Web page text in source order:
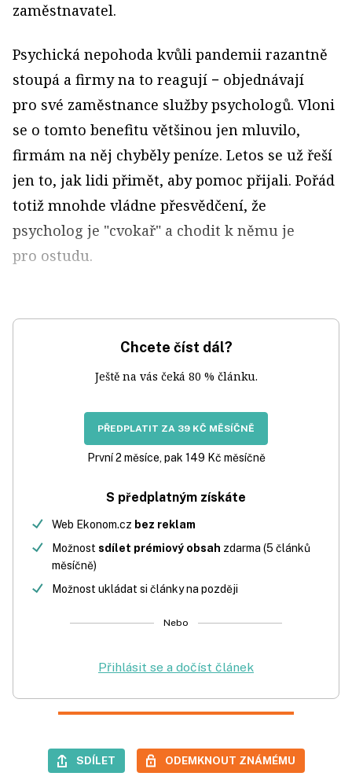
zaměstnavatel.
Psychická nepohoda kvůli pandemii razantně
stoupá a firmy na to reagují − objednávají
pro své zaměstnance služby psychologů. Vloni
se o tomto benefitu většinou jen mluvilo,
firmám na něj chyběly peníze. Letos se už řeší
jen to, jak lidi přimět, aby pomoc přijali. Pořád
totiž mnohde vládne přesvědčení, že
psycholog je "cvokař" a chodit k němu je
pro ostudu.
Chcete číst dál?
Ještě na vás čeká 80 % článku.
PŘEDPLATIT ZA 39 KČ MĚSÍČNĚ
První 2 měsíce, pak 149 Kč měsíčně
S předplatným získáte
Web Ekonom.cz bez reklam
Možnost sdílet prémiový obsah zdarma (5 článků
měsíčně)
Možnost ukládat si články na později
Nebo
Přihlásit se a dočíst článek
SDÍLET ODEMKNOUT ZNÁMÉMU